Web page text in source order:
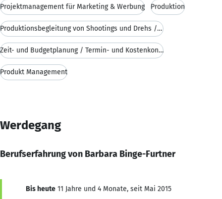
Projektmanagement für Marketing & Werbung Produktion
Produktionsbegleitung von Shootings und Drehs / Hö
Zeit- und Budgetplanung / Termin- und Kostenkontro
Produkt Management
Werdegang
Berufserfahrung von Barbara Binge-Furtner
Bis heute 11 Jahre und 4 Monate, seit Mai 2015